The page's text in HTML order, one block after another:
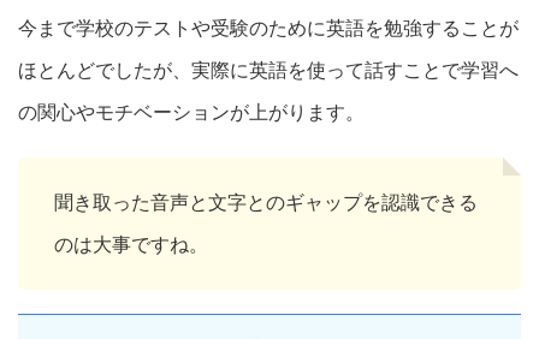
今まで学校のテストや受験のために英語を勉強することが
ほとんどでしたが、実際に英語を使って話すことで学習へ
の関心やモチベーションが上がります。
聞き取った音声と文字とのギャップを認識できる
のは大事ですね。